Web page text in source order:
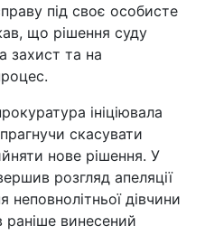
під своє особисте
що рішення суду
захист та на
ініціювала
скасувати
нове рішення. У
розгляд апеляції
неповнолітньої дівчини
раніше винесений